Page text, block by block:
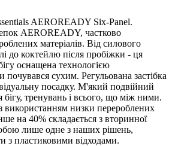
AEROREADY Six-Panel.
AEROREADY, частково
матеріалів. Від силового
до коктейлю після пробіжки - ця
оснащена технологією
сухим. Регульована застібка
посадку. М'який подвійний
тренувань і всього, що між ними.
використанням низки перероблених
на 40% складається з вторинної
лише одне з наших рішень,
з пластиковими відходами.